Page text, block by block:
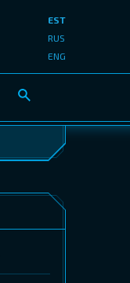
EST
RUS
ENG